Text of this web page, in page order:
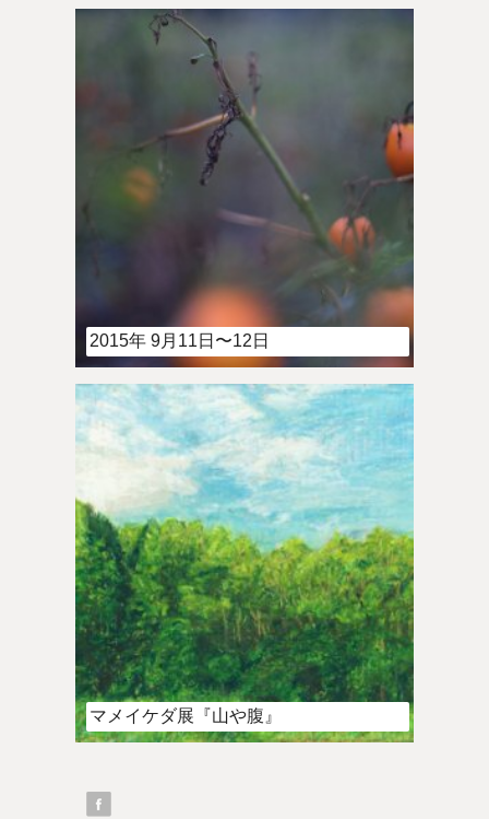
2015年 9月11日〜12日
マメイケダ展『山や腹』